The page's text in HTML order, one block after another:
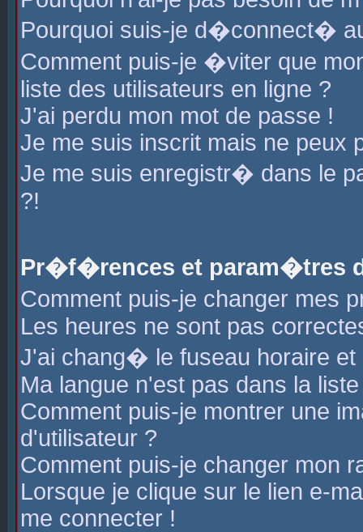
Pourquoi suis-je d�connect�
Comment puis-je �viter que
liste des utilisateurs en ligne ?
J'ai perdu mon mot de passe !
Je me suis inscrit mais ne peux
Je me suis enregistr� dans le
?!
Pr�f�rences et param�tres
Comment puis-je changer mes
Les heures ne sont pas
J'ai chang� le fuseau horaire
Ma langue n'est pas dans la
Comment puis-je montrer une
d'utilisateur ?
Comment puis-je changer mon
Lorsque je clique sur le lien e-
me connecter !